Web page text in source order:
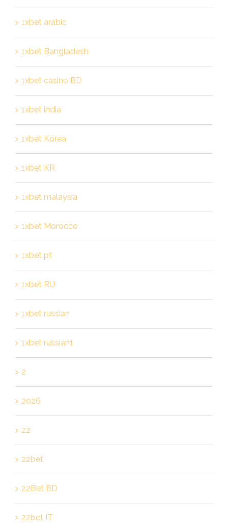
1xbet arabic
1xbet Bangladesh
1xbet casino BD
1xbet india
1xbet Korea
1xbet KR
1xbet malaysia
1xbet Morocco
1xbet pt
1xbet RU
1xbet russian
1xbet russian1
2
2026
22
22bet
22Bet BD
22bet IT